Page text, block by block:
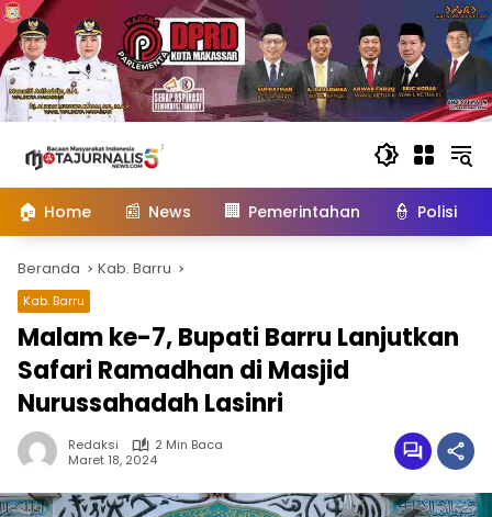
konten
🏠 Home 📰 News 🏢 Pemerintahan 👮 Polisi
Beranda Kab. Barru
Kab. Barru
Malam ke-7, Bupati Barru Lanjutkan
Safari Ramadhan di Masjid
Nurussahadah Lasinri
Redaksi
2 Min Baca
Maret 18, 2024